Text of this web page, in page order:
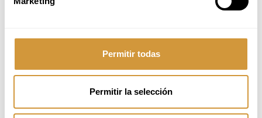
Permitir todas
Permitir la selección
Le informamos de que BCCF tiene instaladas cookies en sus sistemas, con la única
ordenador, no permitiendo el acceso a datos de carácter personal. Las cookies son
pequeños archivos de texto que almacena el navegador en el disco duro de su
reconocer la cookies y proporcionarnos información sobre el idioma seleccionado en
su última visita. La mayoría de los navegadores aceptan la utilización de cookies de
pantalla de ordenador de la recepción de cookies y poder impedir su instalación en